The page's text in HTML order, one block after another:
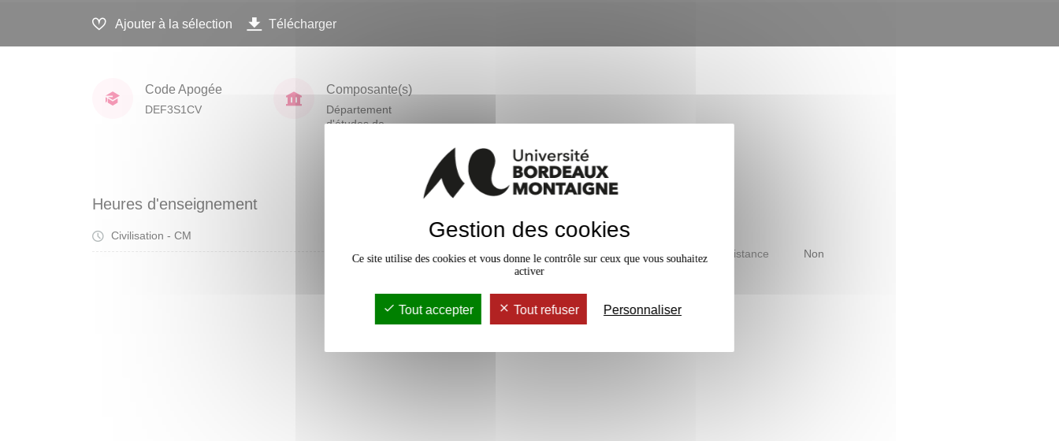
Ajouter à la sélection Télécharger
Code Apogée
DEF3S1CV
Composante(s)
Département
d'études de
Heures d'enseignement
Civilisation - CM 18h
Accessible à distance Non
Gestion des cookies
Ce site utilise des cookies et vous donne le contrôle sur ceux que vous souhaitez
activer
Tout accepter Tout refuser Personnaliser